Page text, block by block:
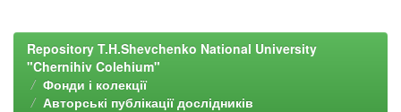
Repository T.H.Shevchenko National University
"Chernihiv Colehium"
Фонди і колекції
Авторські публікації дослідників